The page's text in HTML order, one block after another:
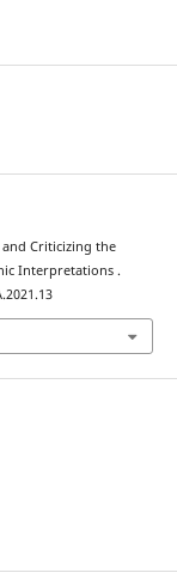
and Criticizing the
Interpretations .